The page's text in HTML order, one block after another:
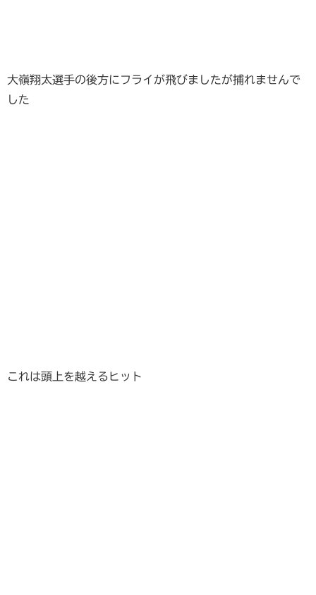
大嶺翔太選手の後方にフライが飛びましたが捕れませんで
した
これは頭上を越えるヒット